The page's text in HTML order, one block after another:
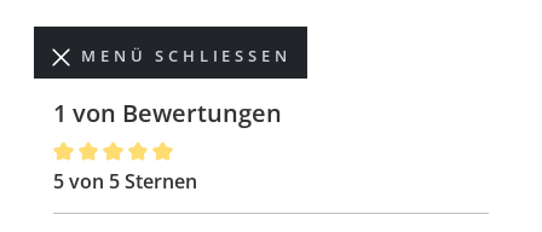
MENÜ SCHLIESSEN
1 von Bewertungen
Durchschnittliche Bewertung von 5 von 5 Sternen
5 von 5 Sternen